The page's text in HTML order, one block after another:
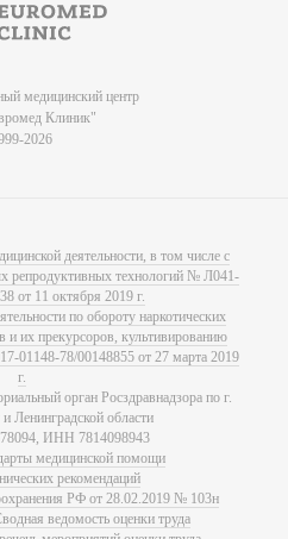
медицинский центр
Клиник"
2026
деятельности, в том числе с
репродуктивных технологий № Л041-
от 11 октября 2019 г.
по обороту наркотических
и их прекурсоров, культивированию
01148-78/00148855 от 27 марта 2019
г.
орган Росздравнадзора по г.
Ленинградской области
ИНН 7814098943
медицинской помощи
рекомендаций
РФ от 28.02.2019 № 103н
ведомость оценки труда